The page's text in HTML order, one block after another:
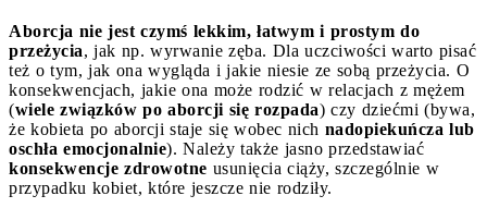
Aborcja nie jest czymś lekkim, łatwym i prostym do
przeżycia, jak np. wyrwanie zęba. Dla uczciwości warto pisać
też o tym, jak ona wygląda i jakie niesie ze sobą przeżycia. O
konsekwencjach, jakie ona może rodzić w relacjach z mężem
(wiele związków po aborcji się rozpada) czy dziećmi (bywa,
że kobieta po aborcji staje się wobec nich nadopiekuńcza lub
oschła emocjonalnie). Należy także jasno przedstawiać
konsekwencje zdrowotne usunięcia ciąży, szczególnie w
przypadku kobiet, które jeszcze nie rodziły.